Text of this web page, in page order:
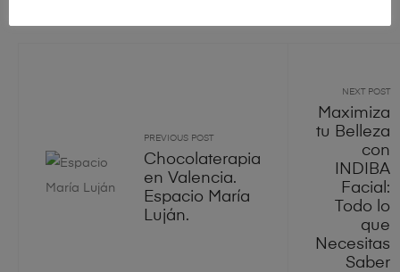
PREVIOUS POST
Chocolaterapia
en Valencia.
Espacio María
Luján.
NEXT POST
Maximiza
tu Belleza
con
INDIBA
Facial:
Todo lo
que
Necesitas
Saber